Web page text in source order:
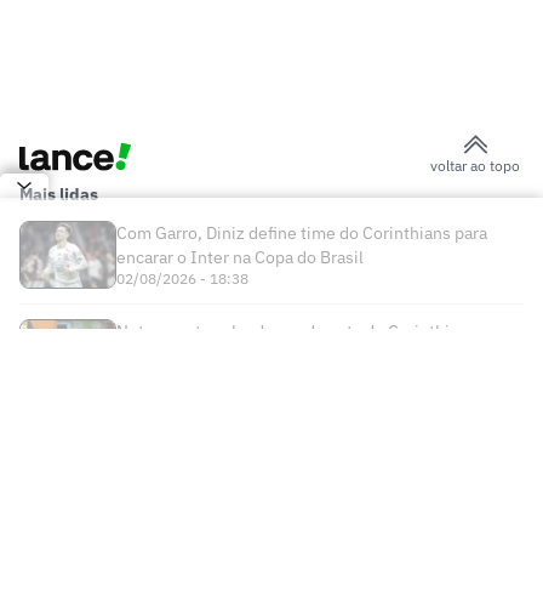
entenda
Enquanto negocia com o Flamengo, Luiz
Henrique atinge marca importante no
Zenit
Uefa mantém boicote à Fifa; Conmebol